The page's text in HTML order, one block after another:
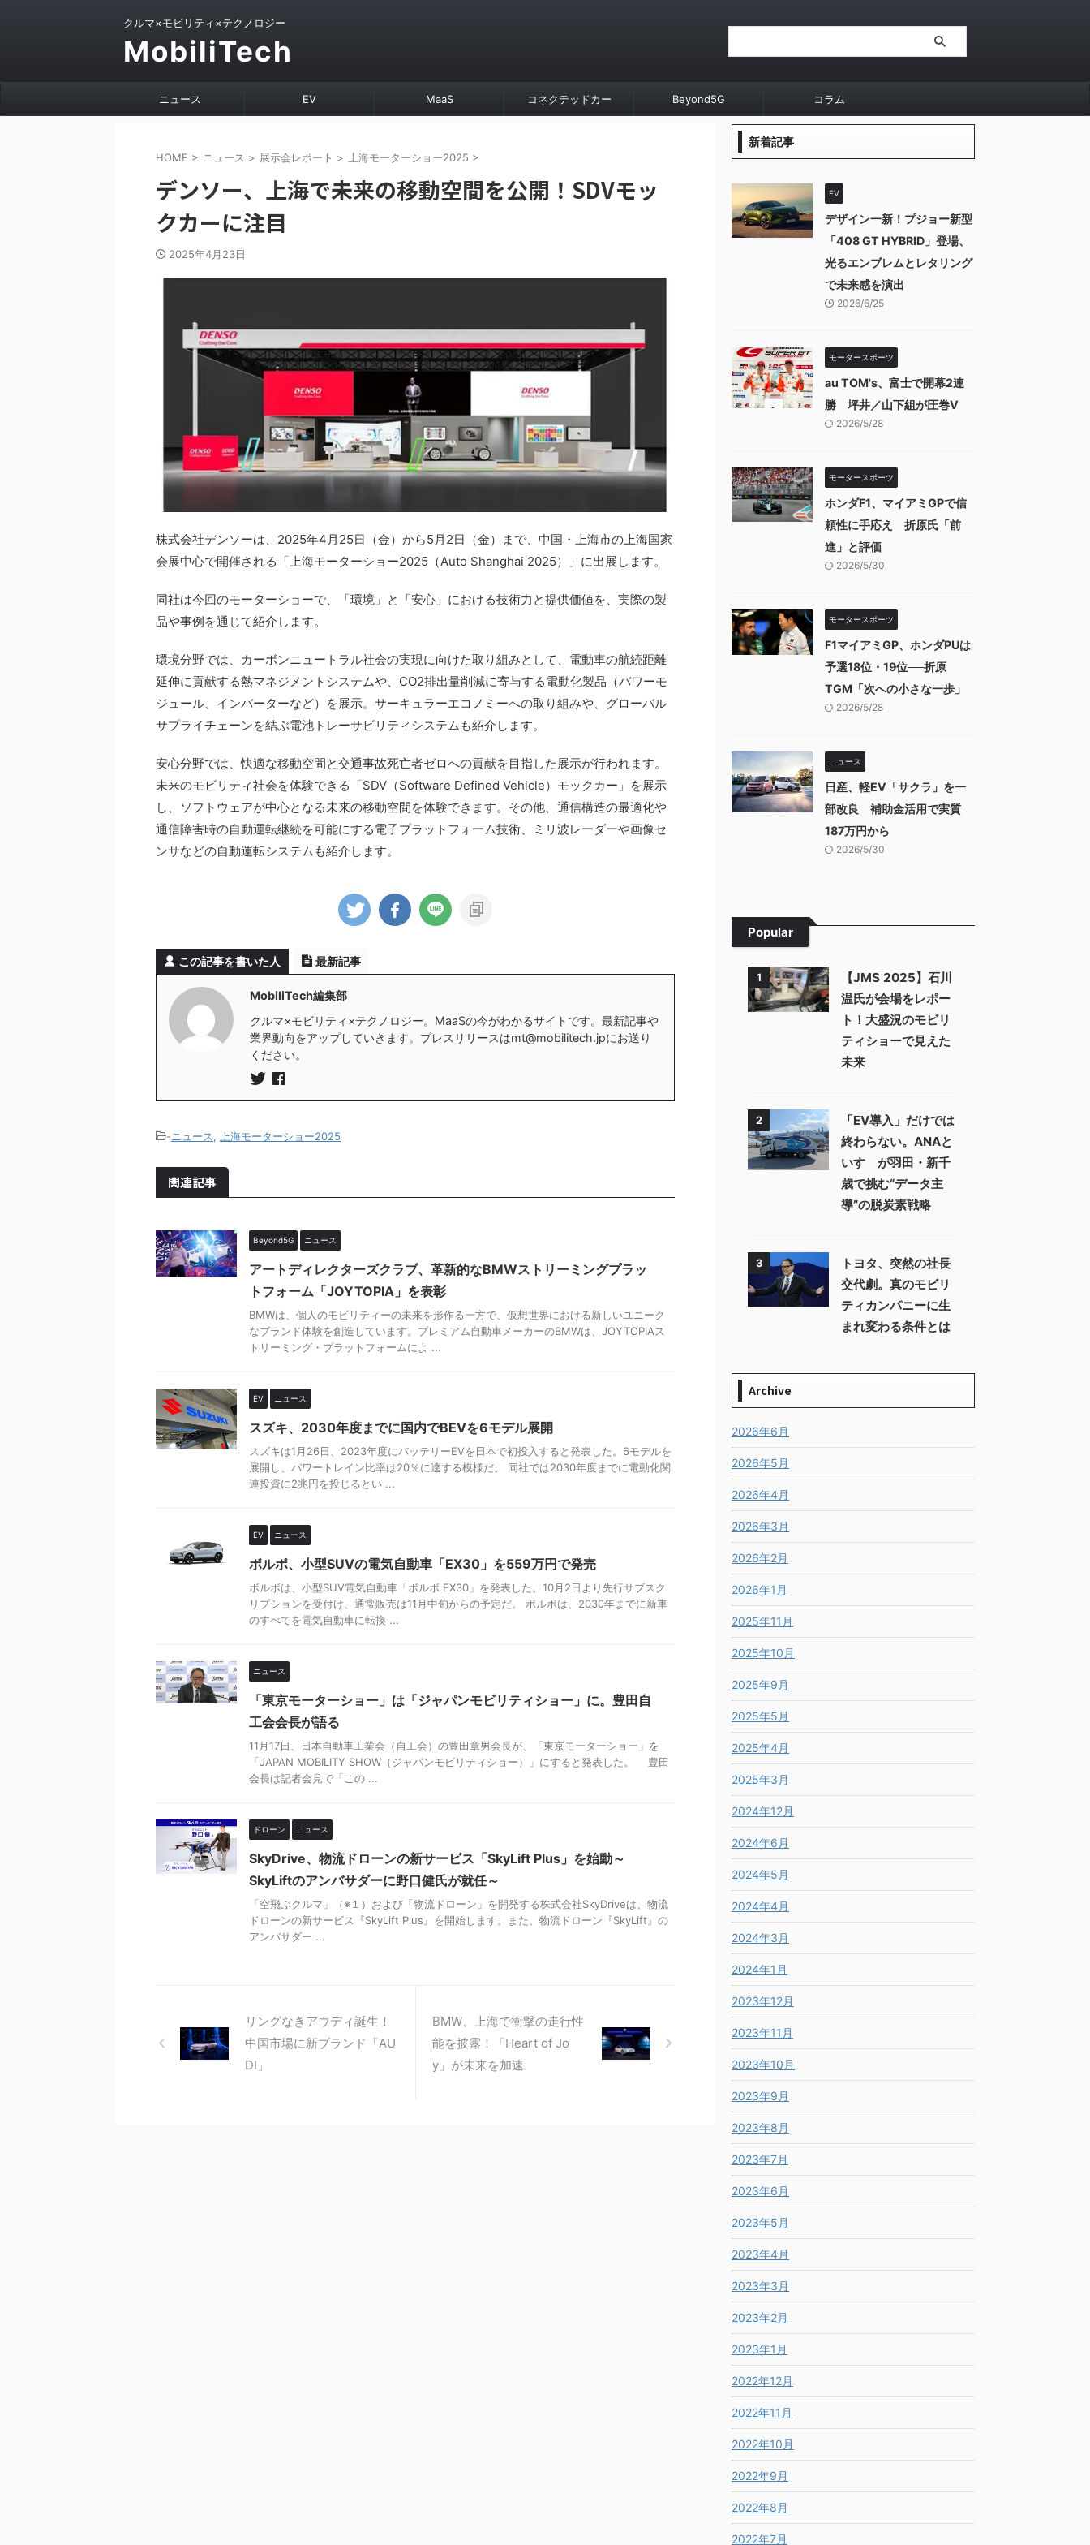
クルマ×モビリティ×テクノロジー
MobiliTech
ニュース EV MaaS コネクテッドカー Beyond5G コラム
HOME > ニュース > 展示会レポート > 上海モーターショー2025 >
デンソー、上海で未来の移動空間を公開！SDVモッ
クカーに注目
2025年4月23日
株式会社デンソーは、2025年4月25日（金）から5月2日（金）まで、中国・上海市の上海国家
会展中心で開催される「上海モーターショー2025（Auto Shanghai 2025）」に出展します。
同社は今回のモーターショーで、「環境」と「安心」における技術力と提供価値を、実際の製
品や事例を通じて紹介します。
環境分野では、カーボンニュートラル社会の実現に向けた取り組みとして、電動車の航続距離
延伸に貢献する熱マネジメントシステムや、CO2排出量削減に寄与する電動化製品（パワーモ
ジュール、インバーターなど）を展示。サーキュラーエコノミーへの取り組みや、グローバル
サプライチェーンを結ぶ電池トレーサビリティシステムも紹介します。
安心分野では、快適な移動空間と交通事故死亡者ゼロへの貢献を目指した展示が行われます。
未来のモビリティ社会を体験できる「SDV（Software Defined Vehicle）モックカー」を展示
し、ソフトウェアが中心となる未来の移動空間を体験できます。その他、通信構造の最適化や
通信障害時の自動運転継続を可能にする電子プラットフォーム技術、ミリ波レーダーや画像セ
ンサなどの自動運転システムも紹介します。
この記事を書いた人 最新記事
MobiliTech編集部
クルマ×モビリティ×テクノロジー。MaaSの今がわかるサイトです。最新記事や
業界動向をアップしていきます。プレスリリースはmt@mobilitech.jpにお送り
ください。
-ニュース, 上海モーターショー2025
関連記事
Beyond5G ニュース
アートディレクターズクラブ、革新的なBMWストリーミングプラッ
トフォーム「JOYTOPIA」を表彰
BMWは、個人のモビリティーの未来を形作る一方で、仮想世界における新しいユニーク
なブランド体験を創造しています。プレミアム自動車メーカーのBMWは、JOYTOPIAス
トリーミング・プラットフォームによ ...
EV ニュース
スズキ、2030年度までに国内でBEVを6モデル展開
スズキは1月26日、2023年度にバッテリーEVを日本で初投入すると発表した。6モデルを
展開し、パワートレイン比率は20％に達する模様だ。 同社では2030年度までに電動化関
連投資に2兆円を投じるとい ...
EV ニュース
ボルボ、小型SUVの電気自動車「EX30」を559万円で発売
ボルボは、小型SUV電気自動車「ボルボ EX30」を発表した。10月2日より先行サブスク
リプションを受付け、通常販売は11月中旬からの予定だ。 ボルボは、2030年までに新車
のすべてを電気自動車に転換 ...
ニュース
「東京モーターショー」は「ジャパンモビリティショー」に。豊田自
工会会長が語る
11月17日、日本自動車工業会（自工会）の豊田章男会長が、「東京モーターショー」を
「JAPAN MOBILITY SHOW（ジャパンモビリティショー）」にすると発表した。 豊田
会長は記者会見で「この ...
ドローン ニュース
SkyDrive、物流ドローンの新サービス「SkyLift Plus」を始動～
SkyLiftのアンバサダーに野口健氏が就任～
「空飛ぶクルマ」（※１）および「物流ドローン」を開発する株式会社SkyDriveは、物流
ドローンの新サービス『SkyLift Plus』を開始します。また、物流ドローン『SkyLift』の
アンバサダー ...
リングなきアウディ誕生！
中国市場に新ブランド「AU
DI」
BMW、上海で衝撃の走行性
能を披露！「Heart of Jo
y」が未来を加速
新着記事
EV
デザイン一新！プジョー新型
「408 GT HYBRID」登場、
光るエンブレムとレタリング
で未来感を演出
2026/6/25
モータースポーツ
au TOM's、富士で開幕2連
勝 坪井／山下組が圧巻V
2026/5/28
モータースポーツ
ホンダF1、マイアミGPで信
頼性に手応え 折原氏「前
進」と評価
2026/5/30
モータースポーツ
F1マイアミGP、ホンダPUは
予選18位・19位──折原
TGM「次への小さな一歩」
2026/5/28
ニュース
日産、軽EV「サクラ」を一
部改良 補助金活用で実質
187万円から
2026/5/30
Popular
1
【JMS 2025】石川
温氏が会場をレポー
ト！大盛況のモビリ
ティショーで見えた
未来
2
「EV導入」だけでは
終わらない。ANAと
いすゞが羽田・新千
歳で挑む“データ主
導”の脱炭素戦略
3
トヨタ、突然の社長
交代劇。真のモビリ
ティカンパニーに生
まれ変わる条件とは
Archive
2026年6月
2026年5月
2026年4月
2026年3月
2026年2月
2026年1月
2025年11月
2025年10月
2025年9月
2025年5月
2025年4月
2025年3月
2024年12月
2024年6月
2024年5月
2024年4月
2024年3月
2024年1月
2023年12月
2023年11月
2023年10月
2023年9月
2023年8月
2023年7月
2023年6月
2023年5月
2023年4月
2023年3月
2023年2月
2023年1月
2022年12月
2022年11月
2022年10月
2022年9月
2022年8月
2022年7月